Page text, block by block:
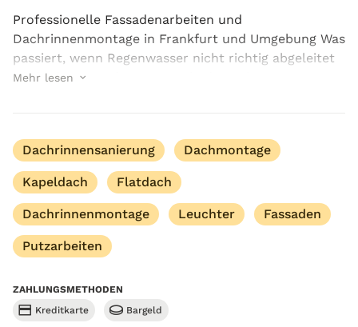
Professionelle Fassadenarbeiten und
Dachrinnenmontage in Frankfurt und Umgebung Was
passiert, wenn Regenwasser nicht richtig abgeleitet
wird oder Fassaden erste Schäden zeigen? Genau
Mehr lesen
Dachrinnensanierung Dachmontage
Kapeldach Flatdach
Dachrinnenmontage Leuchter Fassaden
Putzarbeiten
ZAHLUNGSMETHODEN
Kreditkarte
Bargeld